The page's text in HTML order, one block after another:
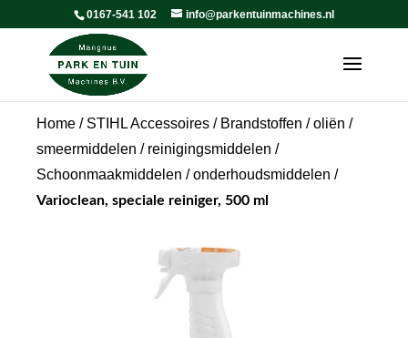
0167-541 102 info@parkentuinmachines.nl
Home / STIHL Accessoires / Brandstoffen / oliën /
smeermiddelen / reinigingsmiddelen /
Schoonmaakmiddelen / onderhoudsmiddelen /
Varioclean, speciale reiniger, 500 ml